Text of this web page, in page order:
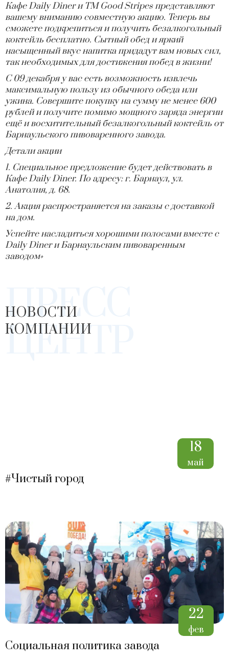
КафеDaily Dinerи ТМGood Stripesпредставляют
вашему вниманию совместную акцию. Теперь вы
сможете подкрепиться и получить безалкогольный
коктейль бесплатно. Сытный обед и яркий
насыщенный вкус напитка придадут вам новых сил,
так необходимых для достижения побед в жизни!
С 09 декабря у вас есть возможность извлечь
максимальную пользу из обычного обеда или
ужина. Совершите покупку на сумму не менее 600
рублей и получите помимо мощного заряда энергии
ещё и восхитительныйбезалкогольныйкоктейль от
Барнаульского пивоваренного завода.
Детали акции
1. Специальное предложение будет действовать в
КафеDaily Diner. По адресу: г. Барнаул, ул.
Анатолия, д. 68.
2. Акция распространяется на заказы с доставкой
на дом.
Успейтенасладиться хорошими полосами вместе с
Daily Dinerи Барнаульским пивоваренным
заводом»
ПРЕСС
ЦЕНТР
НОВОСТИ
КОМПАНИИ
18
май
#Чистый город
22
фев
Социальная политика завода